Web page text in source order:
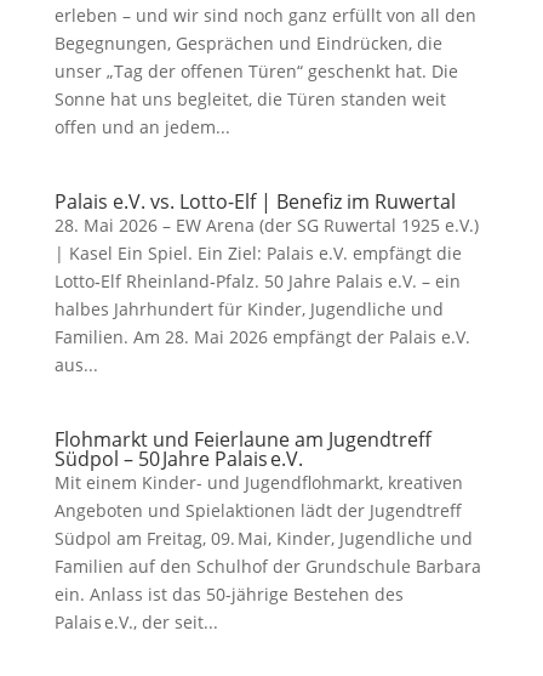
erleben – und wir sind noch ganz erfüllt von all den
Begegnungen, Gesprächen und Eindrücken, die
unser „Tag der offenen Türen“ geschenkt hat. Die
Sonne hat uns begleitet, die Türen standen weit
offen und an jedem...
Palais e.V. vs. Lotto-Elf | Benefiz im Ruwertal
28. Mai 2026 – EW Arena (der SG Ruwertal 1925 e.V.)
| Kasel Ein Spiel. Ein Ziel: Palais e.V. empfängt die
Lotto‑Elf Rheinland‑Pfalz. 50 Jahre Palais e.V. – ein
halbes Jahrhundert für Kinder, Jugendliche und
Familien. Am 28. Mai 2026 empfängt der Palais e.V.
aus...
Flohmarkt und Feierlaune am Jugendtreff
Südpol – 50 Jahre Palais e.V.
Mit einem Kinder- und Jugendflohmarkt, kreativen
Angeboten und Spielaktionen lädt der Jugendtreff
Südpol am Freitag, 09. Mai, Kinder, Jugendliche und
Familien auf den Schulhof der Grundschule Barbara
ein. Anlass ist das 50-jährige Bestehen des
Palais e.V., der seit...